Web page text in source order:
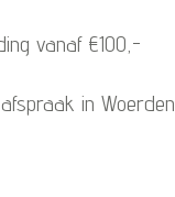
vanaf €100,-
in Woerden